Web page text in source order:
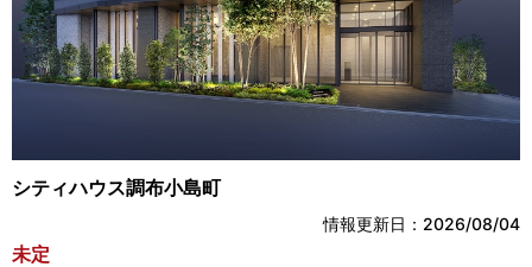
シティハウス調布小島町
情報更新日：2026/08/04
未定